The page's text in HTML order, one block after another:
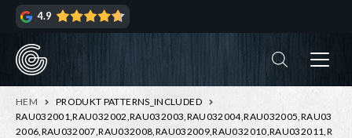
Hoppa
navigering
Hoppa
innehåll
4.9
HEM
PRODUKT PATTERNS_INCLUDED
RAU032001,RAU032002,RAU032003,RAU032004,RAU032005,RAU03
2006,RAU032007,RAU032008,RAU032009,RAU032010,RAU032011,R